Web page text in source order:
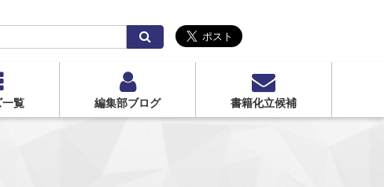
索
一覧 編集部ブログ 書籍化立候補